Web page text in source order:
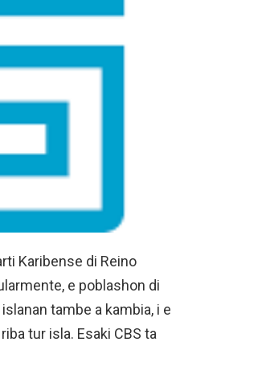
Karibense di Reino
e poblashon di
tambe a kambia, i e
tur isla. Esaki CBS ta